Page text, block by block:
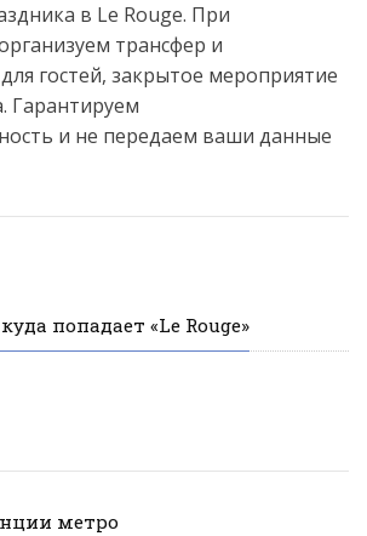
в Le Rouge. При
трансфер и
гостей, закрытое мероприятие
Гарантируем
и не передаем ваши данные
попадает «Le Rouge»
метро